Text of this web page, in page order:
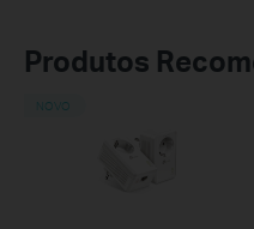
Produtos
NOVO